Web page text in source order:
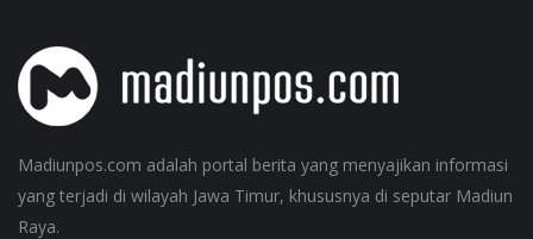
Madiunpos.com adalah portal berita yang menyajikan informasi
yang terjadi di wilayah Jawa Timur, khususnya di seputar Madiun
Raya.